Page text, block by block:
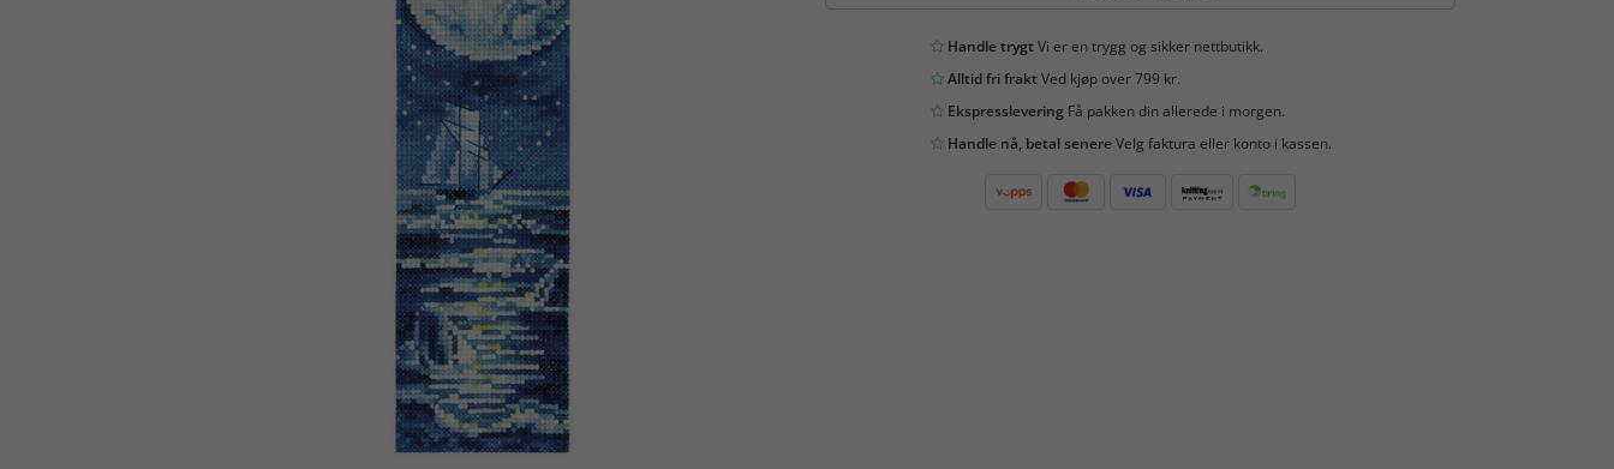
Handle trygtVi er en trygg og sikker nettbutikk.
Alltid fri fraktVed kjøp over 799 kr.
EkspressleveringFå pakken din allerede i morgen.
Handle nå, betal senereVelg faktura eller konto i kassen.